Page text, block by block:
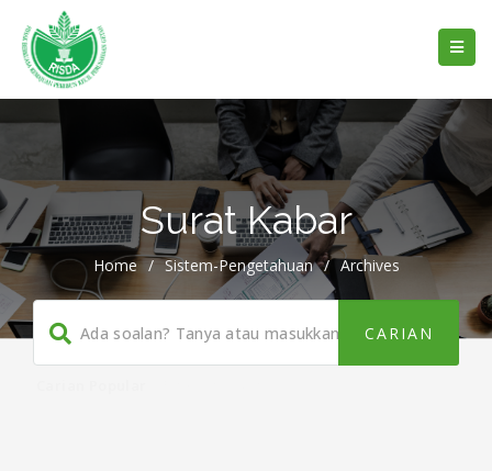
Surat Kabar
Home / Sistem-Pengetahuan / Archives